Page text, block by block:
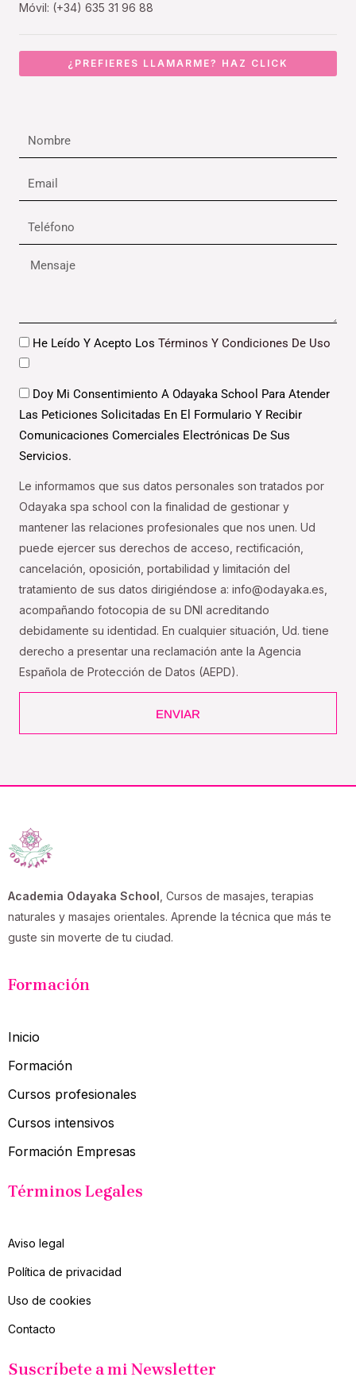
Móvil: (+34) 635 31 96 88
¿PREFIERES LLAMARME? HAZ CLICK
Nombre
Email
Teléfono
Mensaje
DatosHe Leído Y Acepto Los Términos Y Condiciones De Uso
DatosDoy Mi Consentimiento A Odayaka School Para Atender
Las Peticiones Solicitadas En El Formulario Y Recibir
Comunicaciones Comerciales Electrónicas De Sus
Servicios.
Le informamos que sus datos personales son tratados por
Odayaka spa school con la finalidad de gestionar y
mantener las relaciones profesionales que nos unen. Ud
puede ejercer sus derechos de acceso, rectificación,
cancelación, oposición, portabilidad y limitación del
tratamiento de sus datos dirigiéndose a: info@odayaka.es,
acompañando fotocopia de su DNI acreditando
debidamente su identidad. En cualquier situación, Ud. tiene
derecho a presentar una reclamación ante la Agencia
Española de Protección de Datos (AEPD).
ENVIAR
Academia Odayaka School , Cursos de masajes, terapias
naturales y masajes orientales. Aprende la técnica que más te
guste sin moverte de tu ciudad.
Formación
Inicio
Formación
Cursos profesionales
Cursos intensivos
Formación Empresas
Términos Legales
Aviso legal
Política de privacidad
Uso de cookies
Contacto
Suscríbete a mi Newsletter